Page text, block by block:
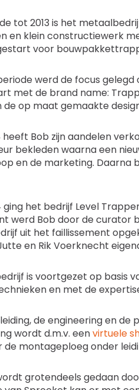
tot 2013 is het
en klein constructiewerk
voor
werd de focus
met de brand name:
de op maat gemaakte
heeft Bob zijn aandelen
bekleden waarna een
en de marketing.
ging het bedrijf Level
werd Bob door de curator
uit het faillissement
en Rik Voerknecht
is voortgezet op basis
en met de
de engineering en
wordt d.m.v. eenvirtuele
montageploeg onder
grotendeels gedaan